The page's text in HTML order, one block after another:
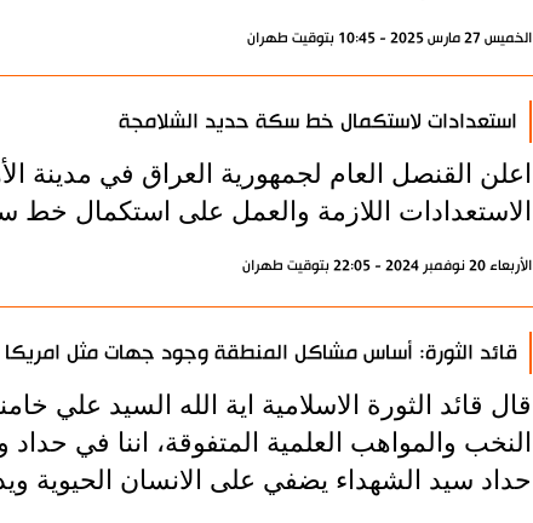
الخميس 27 مارس 2025 - 10:45 بتوقيت طهران
استعدادات لاستكمال خط سكة حديد الشلامجة
اعلن القنصل العام لجمهورية العراق في مدينة
الاستعدادات اللازمة والعمل على استكمال خط
الأربعاء 20 نوفمبر 2024 - 22:05 بتوقيت طهران
قائد الثورة: أساس مشاكل المنطقة وجود جهات مثل امريكا
قال قائد الثورة الاسلامية اية الله السيد علي
النخب والمواهب العلمية المتفوقة، اننا في
حداد سيد الشهداء يضفي على الانسان الحيوية